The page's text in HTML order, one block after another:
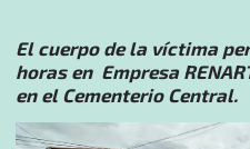
El cuerpo de la víctima
horas en Empresa
en el Cementerio Central.